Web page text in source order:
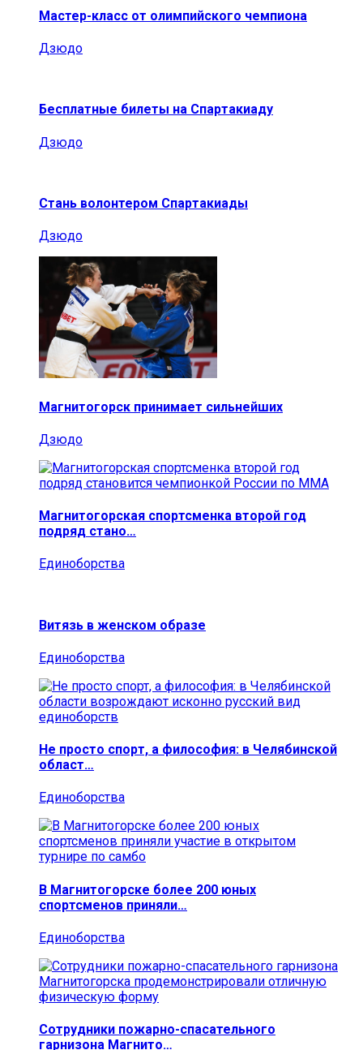
Мастер-класс от олимпийского чемпиона
Дзюдо
Бесплатные билеты на Спартакиаду
Дзюдо
Стань волонтером Спартакиады
Дзюдо
Магнитогорск принимает сильнейших
Дзюдо
Магнитогорская спортсменка второй год
подряд стано…
Единоборства
Витязь в женском образе
Единоборства
Не просто спорт, а философия: в Челябинской
област…
Единоборства
В Магнитогорске более 200 юных
спортсменов приняли…
Единоборства
Сотрудники пожарно-спасательного
гарнизона Магнито…